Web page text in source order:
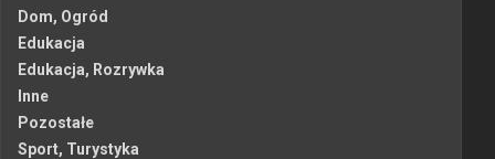
Dom, Ogród
Edukacja
Edukacja, Rozrywka
Inne
Pozostałe
Sport, Turystyka